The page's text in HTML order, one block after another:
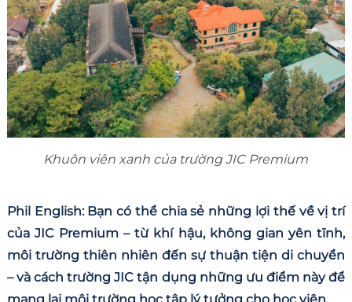
Khuôn viên xanh của trường JIC Premium
Phil English: Bạn có thể chia sẻ những lợi thế về vị trí
của JIC Premium – từ khí hậu, không gian yên tĩnh,
môi trường thiên nhiên đến sự thuận tiện di chuyển
– và cách trường JIC tận dụng những ưu điểm này để